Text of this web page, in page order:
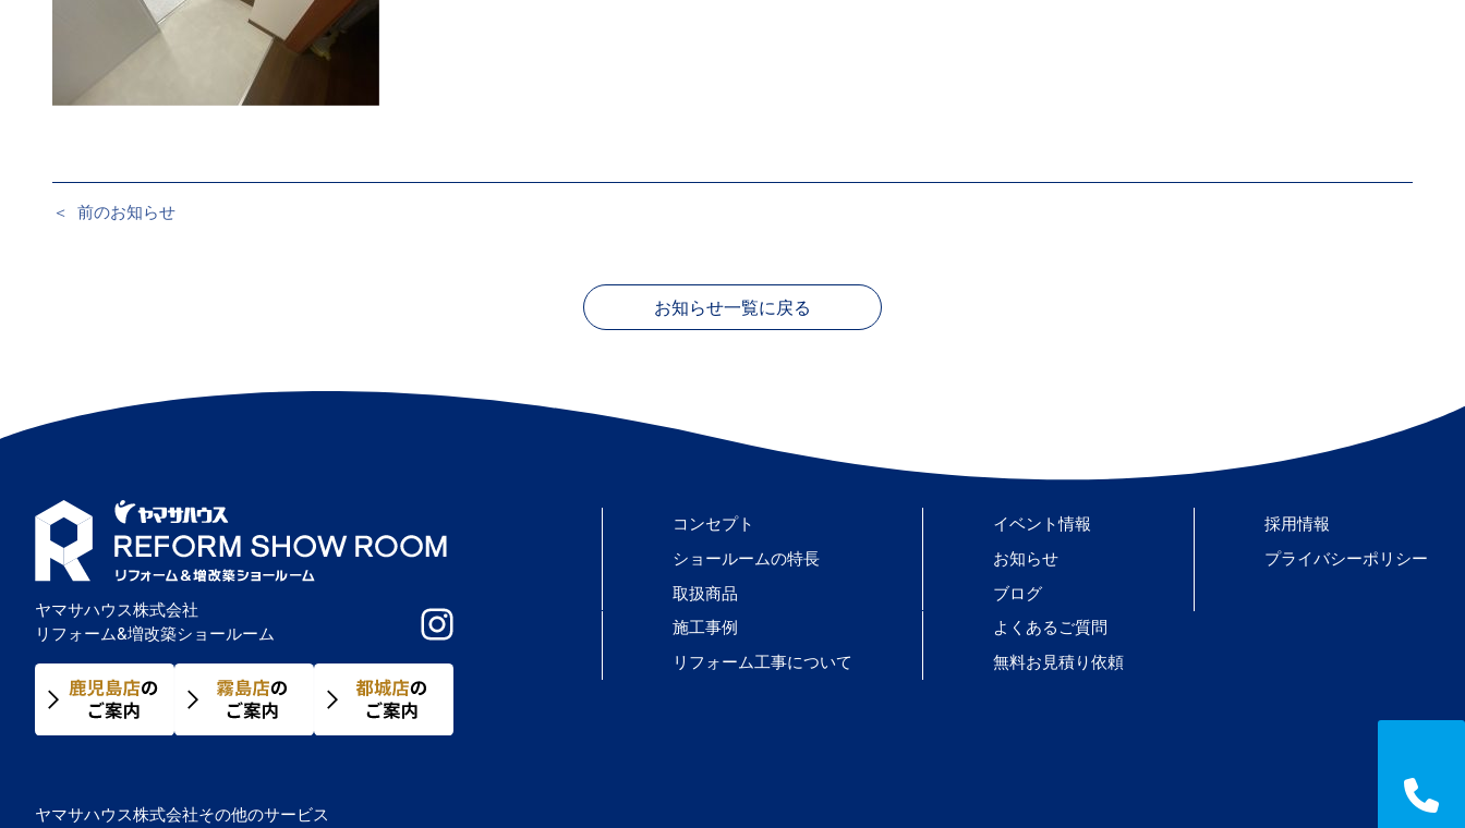
投
ン
＜ 前のお知らせ
お知らせ一覧に戻る
ヤマサハウス株式会社
リフォーム&増改築ショールーム
コンセプト
ショールームの特長
取扱商品
施工事例
リフォーム工事について
イベント情報
お知らせ
ブログ
よくあるご質問
無料お見積り依頼
採用情報
プライバシーポリシー
ヤマサハウス株式会社その他のサービス